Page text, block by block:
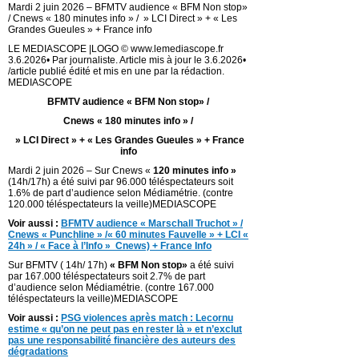
Mardi 2 juin 2026 – BFMTV audience « BFM Non stop»
/ Cnews « 180 minutes info » / » LCI Direct » + « Les
Grandes Gueules » + France info
LE MEDIASCOPE |LOGO © www.lemediascope.fr
3.6.2026• Par journaliste. Article mis à jour le 3.6.2026•
/article publié édité et mis en une par la rédaction.
MEDIASCOPE
BFMTV audience « BFM Non stop» /
Cnews « 180 minutes info » /
» LCI Direct » + « Les Grandes Gueules » + France
info
Mardi 2 juin 2026 – Sur Cnews « 120 minutes info »
(14h/17h) a été suivi par 96.000 téléspectateurs soit
1.6% de part d’audience selon Médiamétrie. (contre
120.000 téléspectateurs la veille)MEDIASCOPE
Voir aussi : BFMTV audience « Marschall Truchot » /
Cnews « Punchline » /« 60 minutes Fauvelle » + LCI «
24h » / « Face à l’Info » Cnews) + France Info
Sur BFMTV ( 14h/ 17h) « BFM Non stop» a été suivi
par 167.000 téléspectateurs soit 2.7% de part
d’audience selon Médiamétrie. (contre 167.000
téléspectateurs la veille)MEDIASCOPE
Voir aussi : PSG violences après match : Lecornu
estime « qu’on ne peut pas en rester là » et n’exclut
pas une responsabilité financière des auteurs des
dégradations